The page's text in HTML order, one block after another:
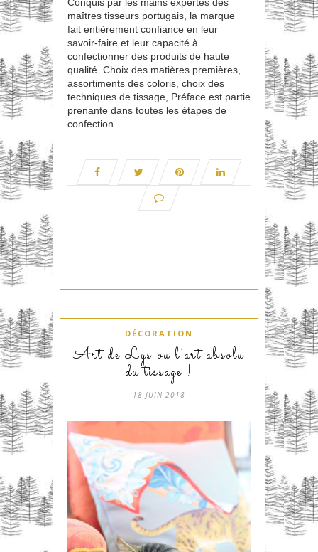
maîtres tisseurs portugais, la marque
fait entièrement confiance en leur
savoir-faire et leur capacité à
confectionner des produits de haute
qualité. Choix des matières premières,
assortiments des coloris, choix des
techniques de tissage, Préface est partie
prenante dans toutes les étapes de
confection.
DÉCORATION
Art de Lys ou l’art absolu
du tissage !
18 JUIN 2018